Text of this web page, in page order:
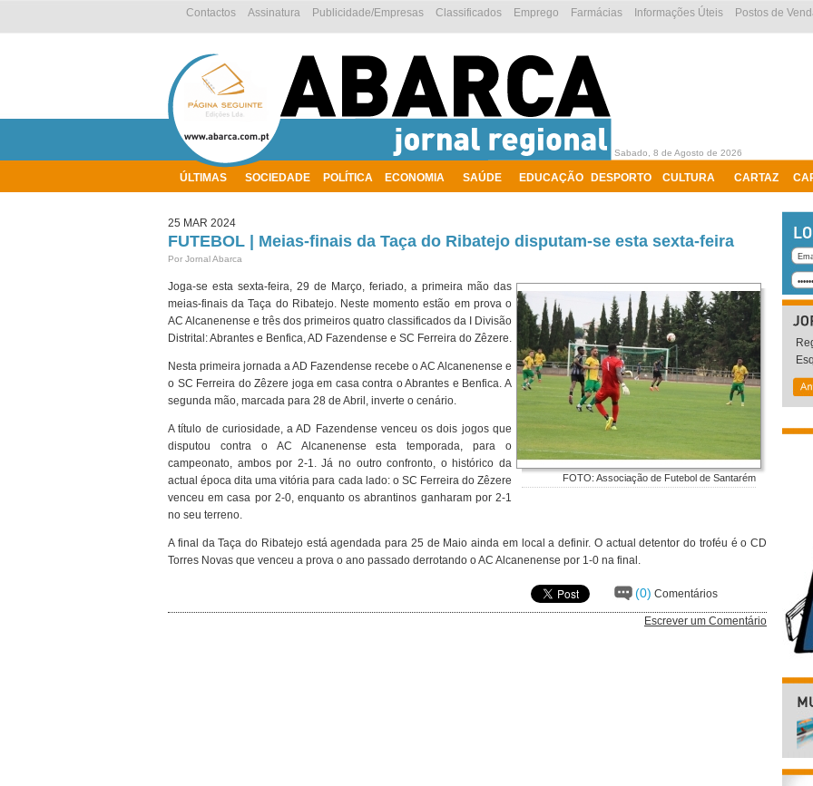
ÚLTIMAS SOCIEDADE POLÍTICA ECONOMIA SAÚDE EDUCAÇÃO DESPORTO CULTURA CARTAZ
Postos de
Informações Úteis
Farmácias
Emprego
Classificados
Publicidade/Empresas
Assinatura
Contactos
Sabado, 8 de Agosto de 2026
25 MAR 2024
FUTEBOL | Meias-finais da Taça do Ribatejo disputam-se esta sexta-feira
Por Jornal Abarca
FOTO: Associação de Futebol de Santarém
Joga-se esta sexta-feira, 29 de Março, feriado, a primeira mão das
meias-finais da Taça do Ribatejo. Neste momento estão em prova o
AC Alcanenense e três dos primeiros quatro classificados da I Divisão
Distrital: Abrantes e Benfica, AD Fazendense e SC Ferreira do Zêzere.
Nesta primeira jornada a AD Fazendense recebe o AC Alcanenense e
o SC Ferreira do Zêzere joga em casa contra o Abrantes e Benfica. A
segunda mão, marcada para 28 de Abril, inverte o cenário.
A título de curiosidade, a AD Fazendense venceu os dois jogos que
disputou contra o AC Alcanenense esta temporada, para o
campeonato, ambos por 2-1. Já no outro confronto, o histórico da
actual época dita uma vitória para cada lado: o SC Ferreira do Zêzere
venceu em casa por 2-0, enquanto os abrantinos ganharam por 2-1
no seu terreno.
A final da Taça do Ribatejo está agendada para 25 de Maio ainda em local a definir. O actual detentor do troféu é o CD
Torres Novas que venceu a prova o ano passado derrotando o AC Alcanenense por 1-0 na final.
(0) Comentários
Escrever um Comentário